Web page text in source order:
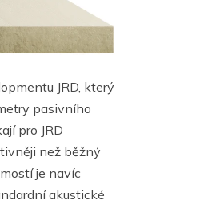
JRD, který
pasivního
pro JRD
než běžný
je navíc
akustické